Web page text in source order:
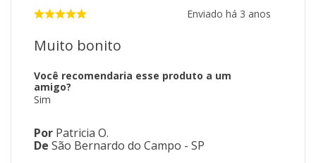
Enviado há 3 anos
Muito bonito
Você recomendaria esse produto a um
amigo?
Sim
Por Patricia O.
De São Bernardo do Campo - SP